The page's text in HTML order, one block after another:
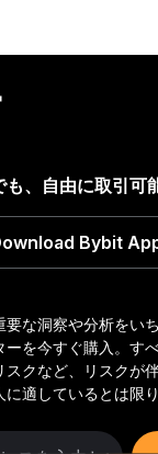
な洞察や分析をい
を今すぐ購入。 す
スクなど、リスクが
適しているとは限り
、自由に取引可
Bybit